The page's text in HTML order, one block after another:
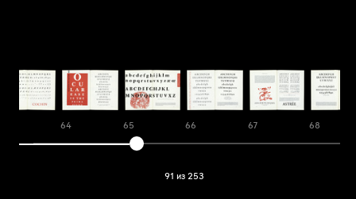
64 65 66 67 68
91 из 253